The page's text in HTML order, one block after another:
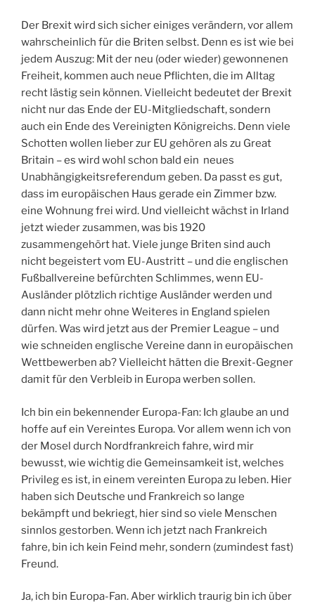
Der Brexit wird sich sicher einiges verändern, vor allem
wahrscheinlich für die Briten selbst. Denn es ist wie bei
jedem Auszug: Mit der neu (oder wieder) gewonnenen
Freiheit, kommen auch neue Pflichten, die im Alltag
recht lästig sein können. Vielleicht bedeutet der Brexit
nicht nur das Ende der EU-Mitgliedschaft, sondern
auch ein Ende des Vereinigten Königreichs. Denn viele
Schotten wollen lieber zur EU gehören als zu Great
Britain – es wird wohl schon bald ein neues
Unabhängigkeitsreferendum geben. Da passt es gut,
dass im europäischen Haus gerade ein Zimmer bzw.
eine Wohnung frei wird. Und vielleicht wächst in Irland
jetzt wieder zusammen, was bis 1920
zusammengehört hat. Viele junge Briten sind auch
nicht begeistert vom EU-Austritt – und die englischen
Fußballvereine befürchten Schlimmes, wenn EU-
Ausländer plötzlich richtige Ausländer werden und
dann nicht mehr ohne Weiteres in England spielen
dürfen. Was wird jetzt aus der Premier League – und
wie schneiden englische Vereine dann in europäischen
Wettbewerben ab? Vielleicht hätten die Brexit-Gegner
damit für den Verbleib in Europa werben sollen.
Ich bin ein bekennender Europa-Fan: Ich glaube an und
hoffe auf ein Vereintes Europa. Vor allem wenn ich von
der Mosel durch Nordfrankreich fahre, wird mir
bewusst, wie wichtig die Gemeinsamkeit ist, welches
Privileg es ist, in einem vereinten Europa zu leben. Hier
haben sich Deutsche und Frankreich so lange
bekämpft und bekriegt, hier sind so viele Menschen
sinnlos gestorben. Wenn ich jetzt nach Frankreich
fahre, bin ich kein Feind mehr, sondern (zumindest fast)
Freund.
Ja, ich bin Europa-Fan. Aber wirklich traurig bin ich über